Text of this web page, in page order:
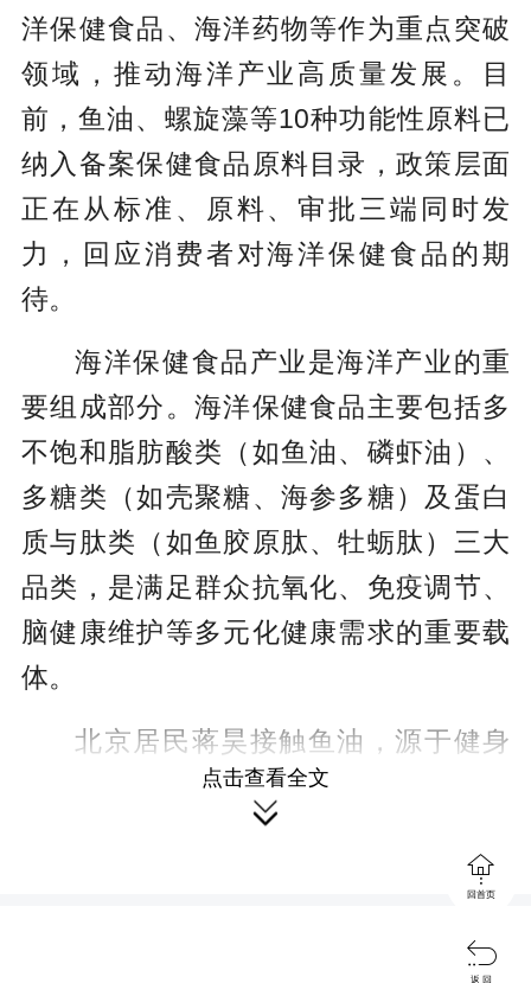
洋保健食品、海洋药物等作为重点突破
领域，推动海洋产业高质量发展。目
前，鱼油、螺旋藻等10种功能性原料已
纳入备案保健食品原料目录，政策层面
正在从标准、原料、审批三端同时发
力，回应消费者对海洋保健食品的期
待。
海洋保健食品产业是海洋产业的重
要组成部分。海洋保健食品主要包括多
不饱和脂肪酸类（如鱼油、磷虾油）、
多糖类（如壳聚糖、海参多糖）及蛋白
质与肽类（如鱼胶原肽、牡蛎肽）三大
品类，是满足群众抗氧化、免疫调节、
脑健康维护等多元化健康需求的重要载
体。
北京居民蒋昊接触鱼油，源于健身
场景中的营养补充需求。此前，他在社
交平台上看到健身博主推荐鱼油，随后
开始购买相关产品。在他看来，这类产
食之外的补充选择。选购时，他会重点
点击查看全文


回首页

返 回